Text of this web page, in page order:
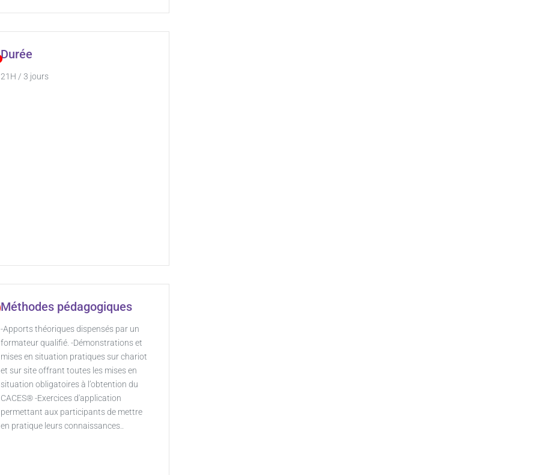
Durée
21H / 3 jours
Méthodes pédagogiques
-Apports théoriques dispensés par un
formateur qualifié. -Démonstrations et
mises en situation pratiques sur chariot
et sur site offrant toutes les mises en
situation obligatoires à l’obtention du
CACES® -Exercices d'application
permettant aux participants de mettre
en pratique leurs connaissances..